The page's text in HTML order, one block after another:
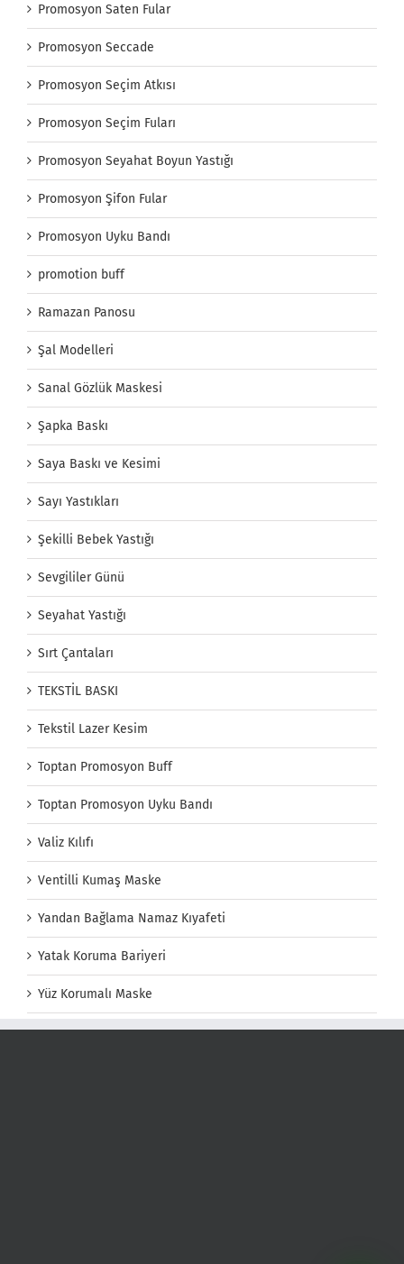
Promosyon Saten Fular
Promosyon Seccade
Promosyon Seçim Atkısı
Promosyon Seçim Fuları
Promosyon Seyahat Boyun Yastığı
Promosyon Şifon Fular
Promosyon Uyku Bandı
promotion buff
Ramazan Panosu
Şal Modelleri
Sanal Gözlük Maskesi
Şapka Baskı
Saya Baskı ve Kesimi
Sayı Yastıkları
Şekilli Bebek Yastığı
Sevgililer Günü
Seyahat Yastığı
Sırt Çantaları
TEKSTİL BASKI
Tekstil Lazer Kesim
Toptan Promosyon Buff
Toptan Promosyon Uyku Bandı
Valiz Kılıfı
Ventilli Kumaş Maske
Yandan Bağlama Namaz Kıyafeti
Yatak Koruma Bariyeri
Yüz Korumalı Maske